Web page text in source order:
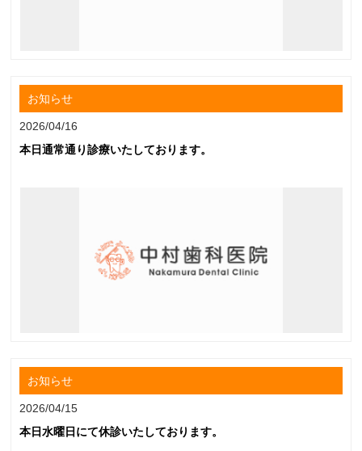
お知らせ
2026/04/16
本日通常通り診療いたしております。
お知らせ
2026/04/15
本日水曜日にて休診いたしております。